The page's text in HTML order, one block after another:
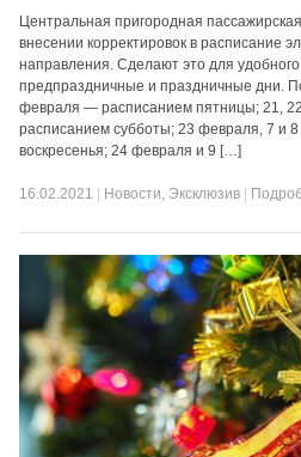
Центральная пригородная
внесении корректировок в расписание
направления. Сделают это для
предпраздничные и праздничные дни.
февраля — расписанием пятницы; 21,
расписанием субботы; 23 февраля, 7 и
воскресенья; 24 февраля и 9 […]
16.02.2021 Новости, Эксклюзив